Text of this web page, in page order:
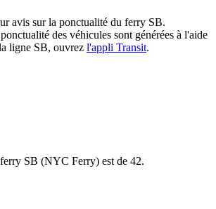
avis sur la ponctualité du ferry SB.
des véhicules sont générées à l'aide
ligne SB, ouvrez l'appli Transit.
SB (NYC Ferry) est de 42.